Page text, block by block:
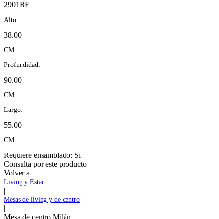
2901BF
Alto:
38.00
CM
Profundidad:
90.00
CM
Largo:
55.00
CM
Requiere ensamblado: Si
Consulta por este producto
Volver a
Living y Estar
|
Mesas de living y de centro
|
Mesa de centro Milán